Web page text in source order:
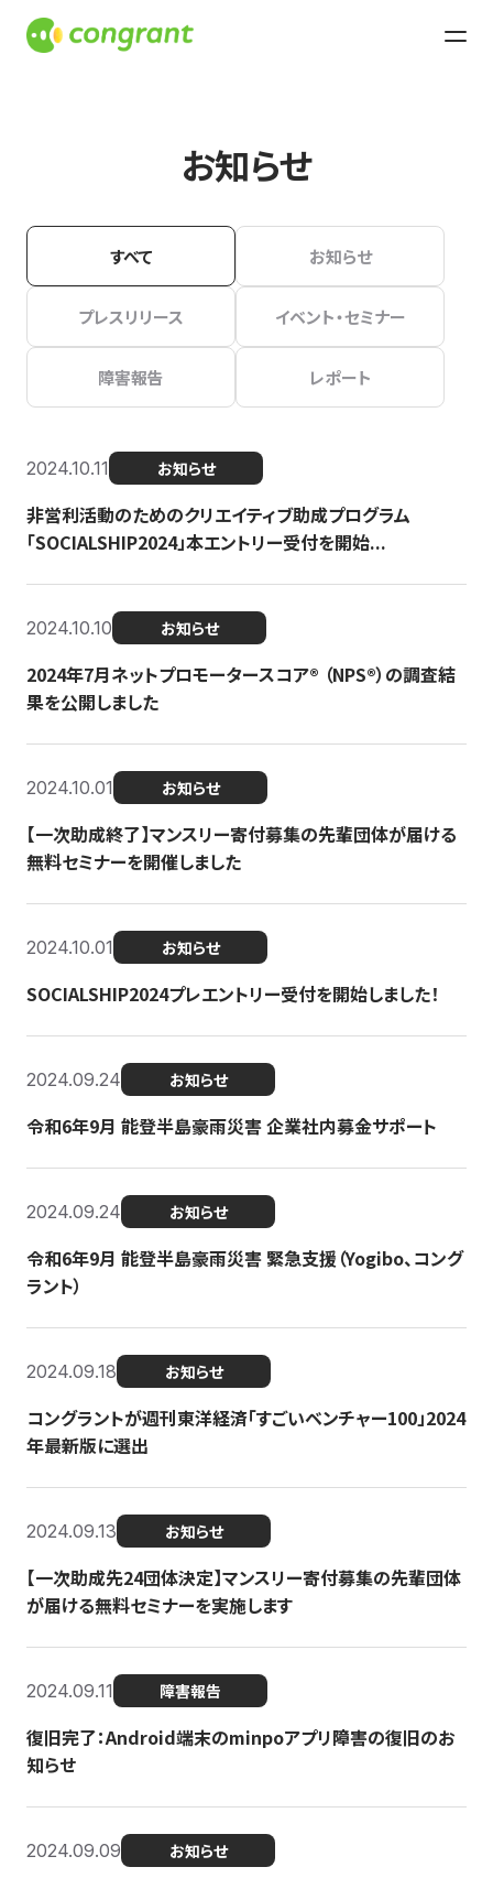
お知らせ
すべて お知らせ
プレスリリース イベント・セミナー
障害報告 レポート
2024.10.11 お知らせ
非営利活動のためのクリエイティブ助成プログラム
「SOCIALSHIP2024」本エントリー受付を開始...
2024.10.10 お知らせ
2024年7月ネットプロモータースコア®︎ （NPS®︎）の調査結
果を公開しました
2024.10.01 お知らせ
【一次助成終了】マンスリー寄付募集の先輩団体が届ける
無料セミナーを開催しました
2024.10.01 お知らせ
SOCIALSHIP2024プレエントリー受付を開始しました！
2024.09.24 お知らせ
令和6年9月 能登半島豪雨災害 企業社内募金サポート
2024.09.24 お知らせ
令和6年9月 能登半島豪雨災害 緊急支援（Yogibo、コング
ラント）
2024.09.18 お知らせ
コングラントが週刊東洋経済「すごいベンチャー100」2024
年最新版に選出
2024.09.13 お知らせ
【一次助成先24団体決定】マンスリー寄付募集の先輩団体
が届ける無料セミナーを実施します
2024.09.11 障害報告
復旧完了：Android端末のminpoアプリ障害の復旧のお
知らせ
2024.09.09 お知らせ